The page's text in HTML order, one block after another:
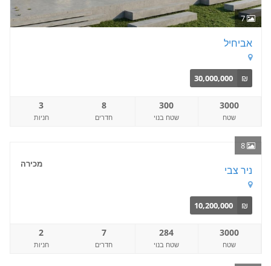
7
אביחיל
₪
30,000,000
3000
שטח
300
שטח בנוי
8
חדרים
3
חניות
8
מכירה
ניר צבי
₪
10,200,000
3000
שטח
284
שטח בנוי
7
חדרים
2
חניות